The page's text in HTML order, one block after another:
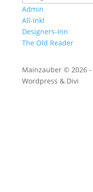
Admin
All-Inkl
Designers-Inn
The Old Reader
Mainzauber © 2026
Wordpress & Divi